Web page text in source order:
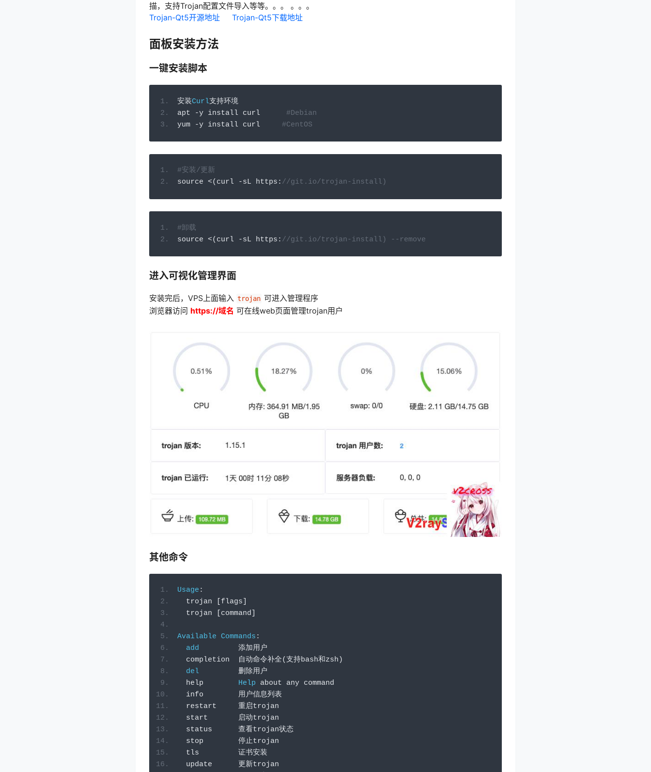
描，支持Trojan配置文件导入等等。。。 。。。
Trojan-Qt5开源地址
Trojan-Qt5下载地址
面板安装方法
一键安装脚本
安装Curl支持环境
apt
-y install curl #Debian
yum
-y install curl #CentOS
#安装/更新
source <( curl -sL https : //git.io/trojan-install)
#卸载
source <( curl -sL https : //git.io/trojan-install) --remove
进入可视化管理界面
安装完后，VPS上面输入 trojan 可进入管理程序
浏览器访问 https://域名 可在线web页面管理trojan用户
其他命令
Usage :
  trojan
flags
  trojan
command
Available Commands :
add
添加用户
  completion
自动命令补全(支持bash和zsh )
del
删除用户
  help
Help about any command
  info
用户信息列表
  restart
重启trojan
  start
启动trojan
  status
查看trojan状态
  stop
停止trojan
  tls
证书安装
  update
更新trojan